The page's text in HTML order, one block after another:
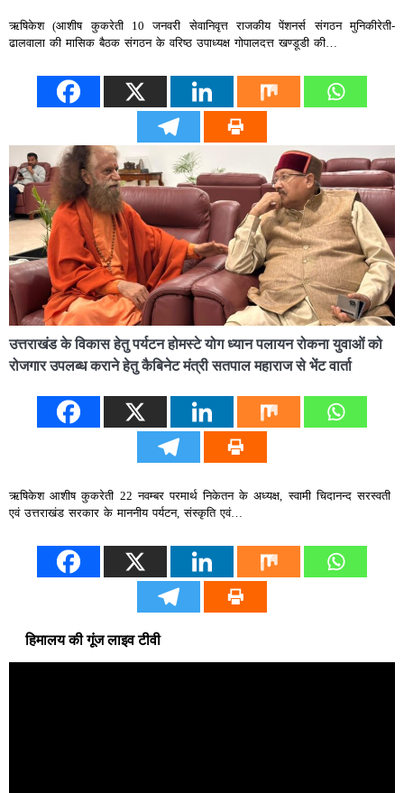
ऋषिकेश (आशीष कुकरेती 10 जनवरी सेवानिवृत्त राजकीय पेंशनर्स संगठन मुनिकीरेती-
ढालवाला की मासिक बैठक संगठन के वरिष्ठ उपाध्यक्ष गोपालदत्त खण्डूडी की…
उत्तराखंड के विकास हेतु पर्यटन होमस्टे योग ध्यान पलायन रोकना युवाओं को
रोजगार उपलब्ध कराने हेतु कैबिनेट मंत्री सतपाल महाराज से भेंट वार्ता
ऋषिकेश आशीष कुकरेती 22 नवम्बर परमार्थ निकेतन के अध्यक्ष, स्वामी चिदानन्द सरस्वती
एवं उत्तराखंड सरकार के माननीय पर्यटन, संस्कृति एवं…
हिमालय की गूंज लाइव टीवी